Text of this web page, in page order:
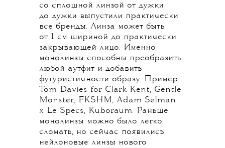
со сплошной линзой от дужки
до дужки выпустили практически
все бренды. Линза может быть
от 1 см шириной до практически
закрывающей лицо. Именно
монолинзы способны преобразить
любой аутфит и добавить
футуристичности образу. Пример
Tom Davies for Clark Kent, Gentle
Monster, FKSHM, Adam Selman
x Le Specs, Kuboraum. Раньше
монолинзы можно было легко
сломать, но сейчас появились
нейлоновые линзы нового